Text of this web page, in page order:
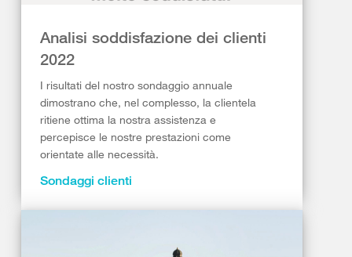
Analisi soddisfazione dei clienti
2022
I risultati del nostro sondaggio annuale
dimostrano che, nel complesso, la clientela
ritiene ottima la nostra assistenza e
percepisce le nostre prestazioni come
orientate alle necessità.
Sondaggi clienti